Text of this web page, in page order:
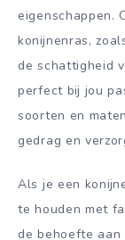
eigenschappen.
konijnenras,
de schattigheid
perfect bij jou
soorten en
gedrag en
Als je een
te houden met
de behoefte